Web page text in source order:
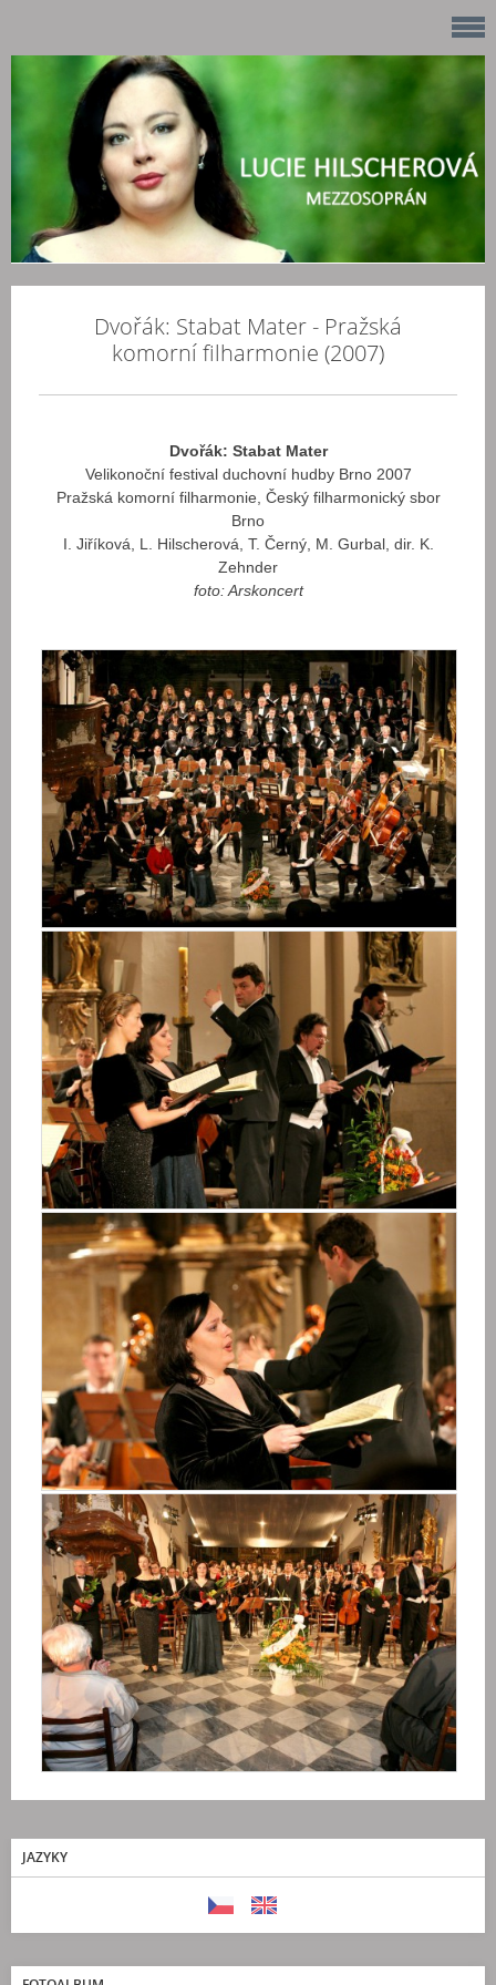
Dvořák: Stabat Mater - Pražská
komorní filharmonie (2007)
Dvořák: Stabat Mater
Velikonoční festival duchovní hudby Brno 2007
Pražská komorní filharmonie, Český filharmonický sbor
Brno
I. Jiříková, L. Hilscherová, T. Černý, M. Gurbal, dir. K.
Zehnder
foto: Arskoncert
JAZYKY